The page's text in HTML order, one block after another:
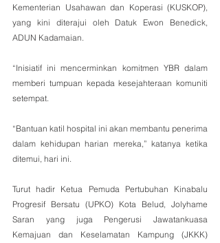
Kementerian Usahawan dan Koperasi (KUSKOP),
yang kini diterajui oleh Datuk Ewon Benedick,
ADUN Kadamaian.
“Inisiatif ini mencerminkan komitmen YBR dalam
memberi tumpuan kepada kesejahteraan komuniti
setempat.
“Bantuan katil hospital ini akan membantu penerima
dalam kehidupan harian mereka,” katanya ketika
ditemui, hari ini.
Turut hadir Ketua Pemuda Pertubuhan Kinabalu
Progresif Bersatu (UPKO) Kota Belud, Jolyhame
Saran yang juga Pengerusi Jawatankuasa
Kemajuan dan Keselamatan Kampung (JKKK)